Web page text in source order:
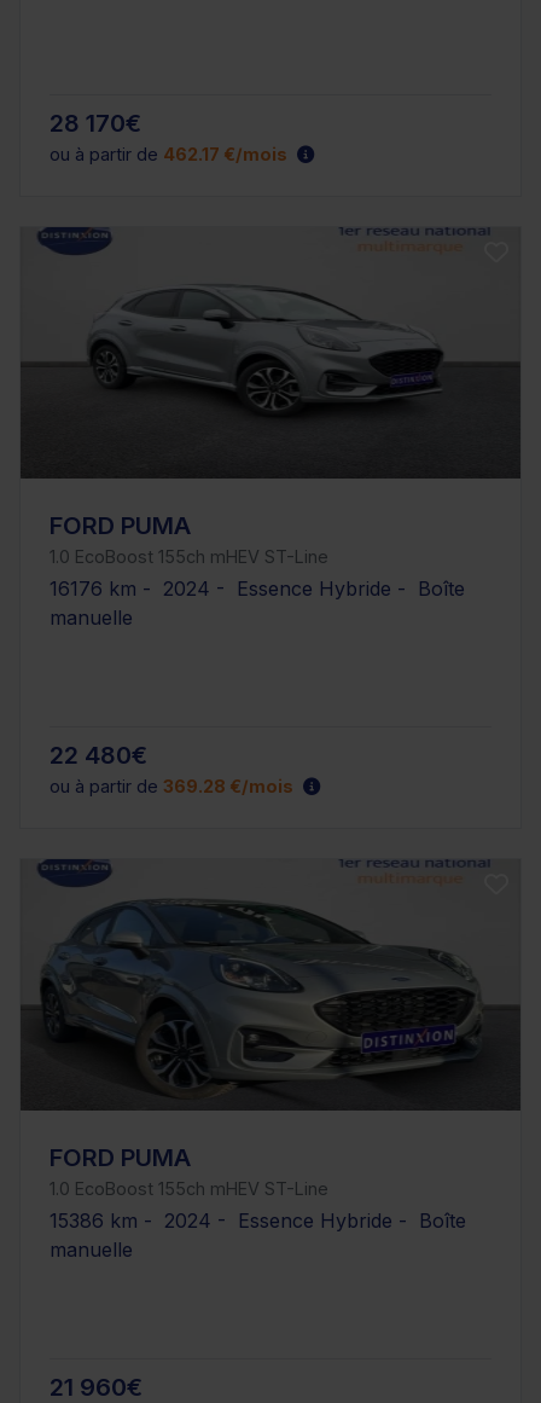
28 170€
ou à partir de 462.17 €/mois
FORD PUMA
1.0 EcoBoost 155ch mHEV ST-Line
16176 km - 2024 - Essence Hybride - Boîte
manuelle
22 480€
ou à partir de 369.28 €/mois
FORD PUMA
1.0 EcoBoost 155ch mHEV ST-Line
15386 km - 2024 - Essence Hybride - Boîte
manuelle
21 960€